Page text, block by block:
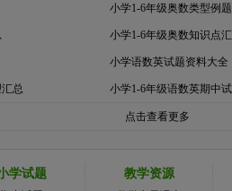
小学1-6年级奥数类型例
小学1-6年级奥数知识点
小学语数英试题资料大全
总 小学1-6年级语数英期中
点击查看更多
学试题 教学资源